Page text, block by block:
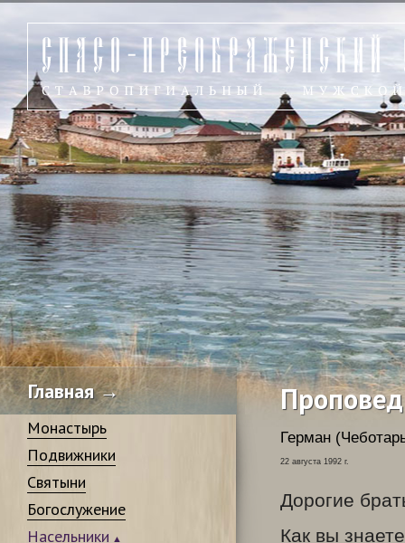
Главная →
Монастырь
Подвижники
Святыни
Богослужение
Насельники
Герман
22 августа 1992 г.
Дорогие
Как вы